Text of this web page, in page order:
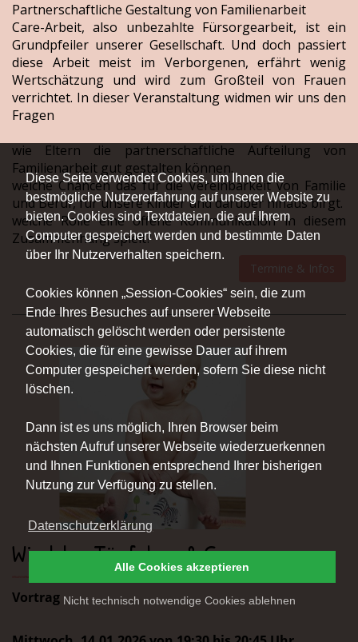
Diese Seite verwendet Cookies, um Ihnen die
bestmögliche Nutzererfahrung auf unserer Website zu
bieten. Cookies sind Textdateien, die auf Ihrem
Computer gespeichert werden und bestimmte Daten
über Ihr Nutzerverhalten speichern.
Cookies können „Session-Cookies“ sein, die zum
Ende Ihres Besuches auf unserer Webseite
automatisch gelöscht werden oder persistente
Cookies, die für eine gewisse Dauer auf ihrem
Computer gespeichert werden, sofern Sie diese nicht
löschen.
Dann ist es uns möglich, Ihren Browser beim
nächsten Aufruf unserer Webseite wiederzuerkennen
und Ihnen Funktionen entsprechend Ihrer bisherigen
Nutzung zur Verfügung zu stellen.
Datenschutzerklärung
Nicht technisch notwendige Cookies ablehnen
Alle Cookies akzeptieren
Partnerschaftliche Gestaltung von Familienarbeit
Care-Arbeit, also unbezahlte Fürsorgearbeit, ist ein
Grundpfeiler unserer Gesellschaft. Und doch passiert
diese Arbeit meist im Verborgenen, erfährt wenig
Wertschätzung und wird zum Großteil von Frauen
verrichtet. In dieser Veranstaltung widmen wir uns den
Fragen
wie Eltern die partnerschaftliche Aufteilung von
Familienarbeit gut gestalten können.
welche Chancen das für die Vereinbarkeit von Familie
und Beruf, für unsere Kinder und darüber hinaus birgt.
welche Rolle eine offene Kommunikation in diesem
Zusammenhang spielt?
Termine & Infos
Windeln, Töpfchen & Co
Vortrag